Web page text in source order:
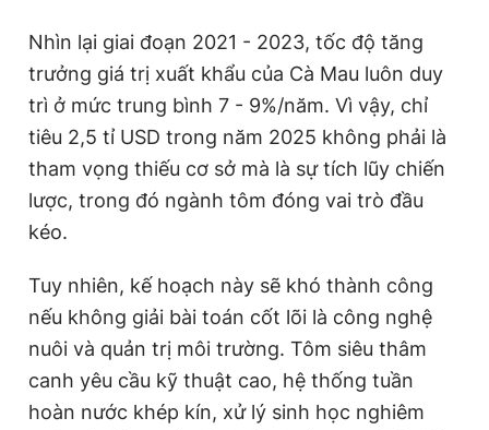
Nhìn lại giai đoạn 2021 - 2023, tốc độ tăng
trưởng giá trị xuất khẩu của Cà Mau luôn duy
trì ở mức trung bình 7 - 9%/năm. Vì vậy, chỉ
tiêu 2,5 tỉ USD trong năm 2025 không phải là
tham vọng thiếu cơ sở mà là sự tích lũy chiến
lược, trong đó ngành tôm đóng vai trò đầu
kéo.
Tuy nhiên, kế hoạch này sẽ khó thành công
nếu không giải bài toán cốt lõi là công nghệ
nuôi và quản trị môi trường. Tôm siêu thâm
canh yêu cầu kỹ thuật cao, hệ thống tuần
hoàn nước khép kín, xử lý sinh học nghiêm